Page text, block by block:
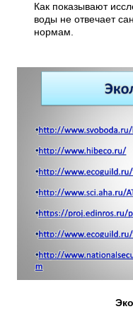
Как показывают
воды не отвечает
нормам.